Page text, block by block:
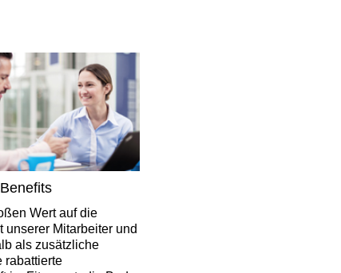
Wert auf die
unserer Mitarbeiter und
als zusätzliche
rabattierte